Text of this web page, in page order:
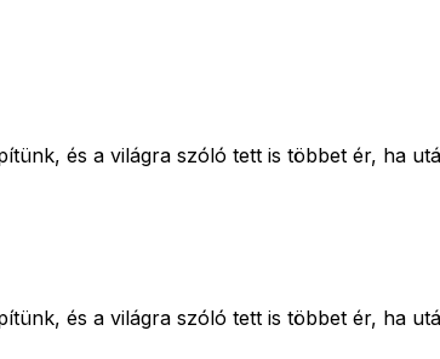
és a világra szóló tett is többet ér, ha
és a világra szóló tett is többet ér, ha